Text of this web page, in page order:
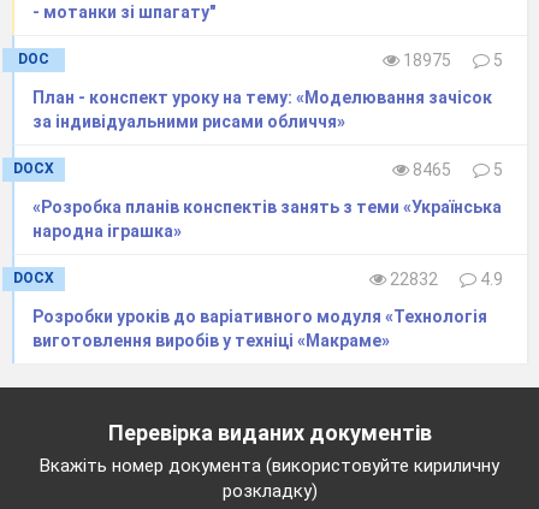
Кондратюк Даниїл Олександрович
6 років
«Підкова на ПЕРЕМОГУ»
Білопільська гімназія
Глуховецької селищної ради
Керівник: Козаченко Юлія Миколаївна
- мотанки зі шпагату"
DOC 18975
5
План - конспект уроку на тему: «Моделювання зачісок
за індивідуальними рисами обличчя»
DOCX 8465
5
«Розробка планів конспектів занять з теми «Українська
народна іграшка»
DOCX 22832
4.9
Розробки уроків до варіативного модуля «Технологія
виготовлення виробів у техніці «Макраме»
Перевірка виданих документів
Вкажіть номер документа (використовуйте кириличну
розкладку)